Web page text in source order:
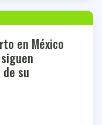
en México
su